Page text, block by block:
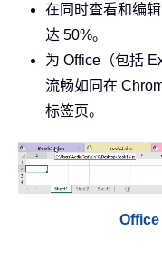
在同时查看和编
达 50%。
为 Office（包括
流畅如同在
标签页。